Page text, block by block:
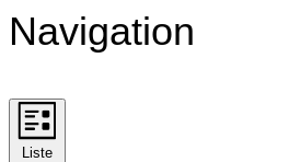
Navigation
Liste